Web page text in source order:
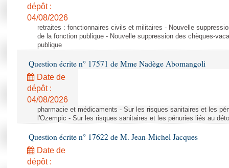
dépôt :
04/08/2026
retraites : fonctionnaires civils et militaires - Nouvelle
de la fonction publique - Nouvelle suppression des chèques-
publique
Question écrite n° 17571 de Mme Nadège Abomangoli
Date de
dépôt :
04/08/2026
pharmacie et médicaments - Sur les risques sanitaires et les
l'Ozempic - Sur les risques sanitaires et les pénuries liés au
Question écrite n° 17622 de M. Jean-Michel Jacques
Date de
dépôt :